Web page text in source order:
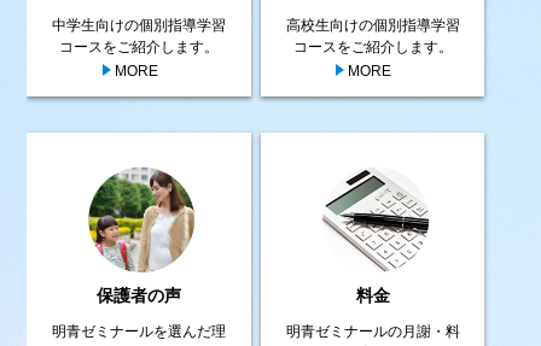
中学生向けの個別指導学習
コースをご紹介します。
MORE
高校生向けの個別指導学習
コースをご紹介します。
MORE
保護者の声
明青ゼミナールを選んだ理
料金
明青ゼミナールの月謝・料